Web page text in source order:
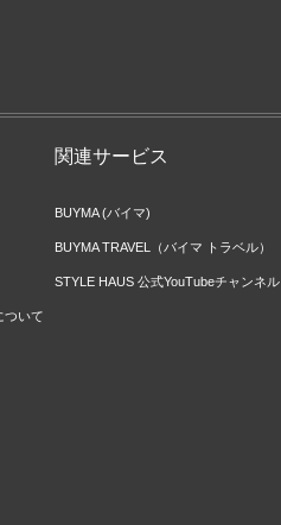
ついて
関連サービス
BUYMA (バイマ)
BUYMA TRAVEL（バイマ トラベル）
STYLE HAUS 公式YouTubeチャンネル